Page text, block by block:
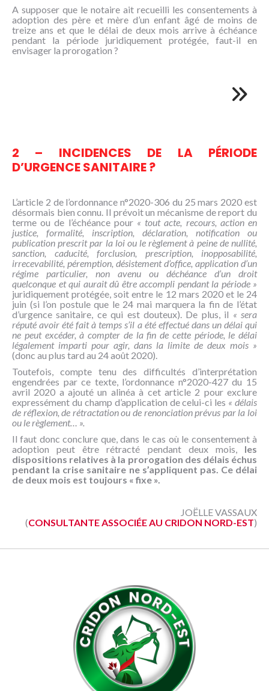
A supposer que le notaire ait recueilli les consentements à
adoption des père et mère d’un enfant âgé de moins de
treize ans et que le délai de deux mois arrive à échéance
pendant la période juridiquement protégée, faut-il en
envisager la prorogation ?
2 – INCIDENCES DE LA PÉRIODE
D’URGENCE SANITAIRE ?
L’article 2 de l’ordonnance n°2020-306 du 25 mars 2020 est
désormais bien connu. Il prévoit un mécanisme de report du
terme ou de l’échéance pour « tout acte, recours, action en
justice, formalité, inscription, déclaration, notification ou
publication prescrit par la loi ou le règlement à peine de nullité,
sanction, caducité, forclusion, prescription, inopposabilité,
irrecevabilité, péremption, désistement d’office, application d’un
régime particulier, non avenu ou déchéance d’un droit
quelconque et qui aurait dû être accompli pendant la période »
juridiquement protégée, soit entre le 12 mars 2020 et le 24
juin (si l’on postule que le 24 mai marquera la fin de l’état
d’urgence sanitaire, ce qui est douteux). De plus, il « sera
réputé avoir été fait à temps s’il a été effectué dans un délai qui
ne peut excéder, à compter de la fin de cette période, le délai
légalement imparti pour agir, dans la limite de deux mois »
(donc au plus tard au 24 août 2020).
Toutefois, compte tenu des difficultés d’interprétation
engendrées par ce texte, l’ordonnance n°2020-427 du 15
avril 2020 a ajouté un alinéa à cet article 2 pour exclure
expressément du champ d’application de celui-ci les « délais
de réflexion, de rétractation ou de renonciation prévus par la loi
ou le règlement… ».
Il faut donc conclure que, dans le cas où le consentement à
adoption peut être rétracté pendant deux mois, les
dispositions relatives à la prorogation des délais échus
pendant la crise sanitaire ne s’appliquent pas. Ce délai
de deux mois est toujours « fixe ».
JOËLLE VASSAUX
(CONSULTANTE ASSOCIÉE AU CRIDON NORD-EST)